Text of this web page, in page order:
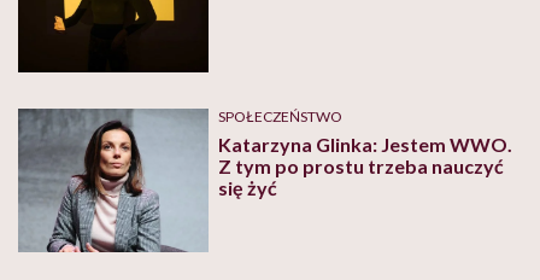
SPOŁECZEŃSTWO
Katarzyna Glinka: Jestem WWO.
Z tym po prostu trzeba nauczyć
się żyć